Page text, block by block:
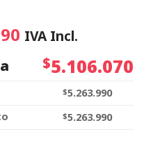
IVA Incl.
$5.106.070
$5.263.990
$5.263.990